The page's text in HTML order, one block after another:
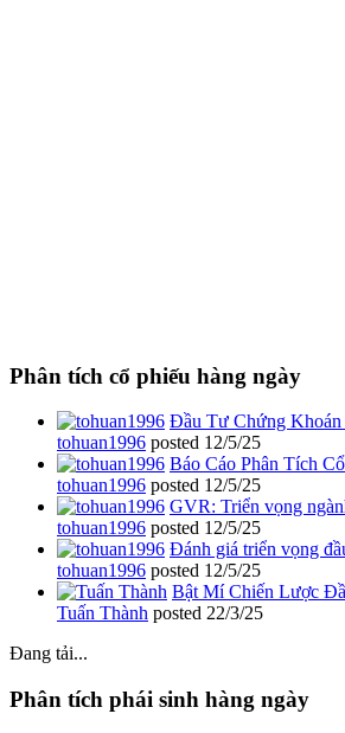
Phân tích cổ phiếu hàng ngày
Đầu Tư Chứng Khoán
tohuan1996 posted 12/5/25
Báo Cáo Phân Tích
tohuan1996 posted 12/5/25
GVR: Triển vọng
tohuan1996 posted 12/5/25
Đánh giá triển vọng
tohuan1996 posted 12/5/25
Bật Mí Chiến Lược
Tuấn Thành posted 22/3/25
Đang tải...
Phân tích phái sinh hàng ngày